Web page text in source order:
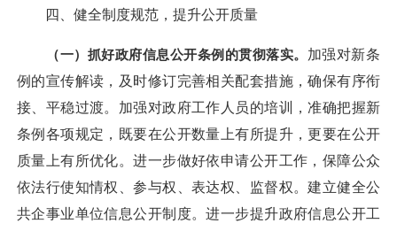
四、健全制度规范，提升公开质量
（一）抓好政府信息公开条例的贯彻落实。 加强对新条
例的宣传解读，及时修订完善相关配套措施，确保有序衔
接、平稳过渡。加强对政府工作人员的培训，准确把握新
条例各项规定，既要在公开数量上有所提升，更要在公开
质量上有所优化。进一步做好依申请公开工作，保障公众
依法行使知情权、参与权、表达权、监督权。建立健全公
共企事业单位信息公开制度。进一步提升政府信息公开工